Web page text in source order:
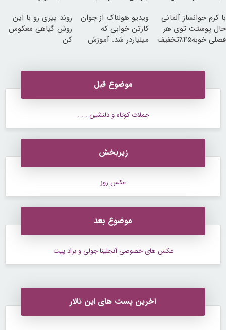
با کرم جوانساز آلمانی
حال پوستت توی هر
فصلی خوبه۴۵٪تخفیف
ویدیو هولناک از جوان
کارتن خوابی که
میلیاردر شد. آموزش
روند پیری رو با این
روش گیاهی معکوس
کن
موضوع قبل
جملات کوتاه و دلنشین . . .
زیربخش
عکس روز
موضوع بعد
عکس های خصوصی آنجلینا جولی و براد پیت
آخرین پست های این تالار